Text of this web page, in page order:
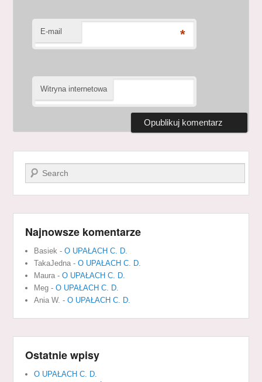
E-mail *
Witryna internetowa
Szukaj
Najnowsze komentarze
Basiek -O UPAŁACH C. D.
TakaJedna -O UPAŁACH C. D.
Maura -O UPAŁACH C. D.
Meg -O UPAŁACH C. D.
Ania W. -O UPAŁACH C. D.
Ostatnie wpisy
O UPAŁACH C. D.